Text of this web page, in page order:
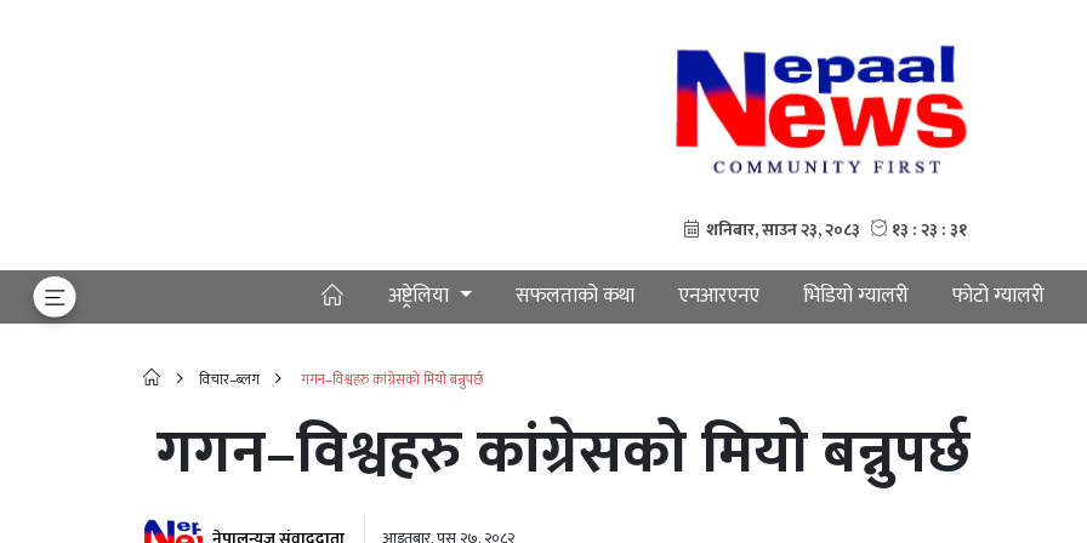
अष्ट्रेलिया सफलताको कथा एनआरएनए भिडियो ग्यालरी फोटो ग्यालरी
विचार–ब्लग गगन–विश्वहरु कांग्रेसको मियो बन्नुपर्छ
गगन–विश्वहरु कांग्रेसको मियो बन्नुपर्छ